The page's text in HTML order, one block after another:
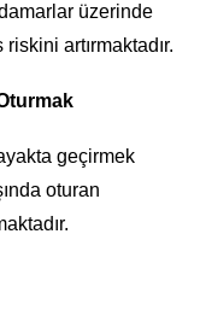
üzerinde
artırmaktadır.
geçirmek
oturan